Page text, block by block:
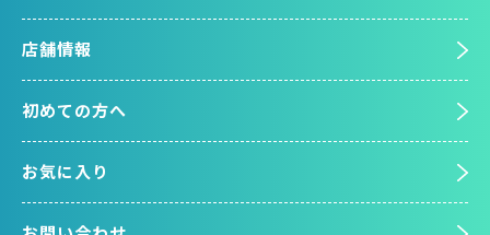
店舗情報
初めての方へ
お気に入り